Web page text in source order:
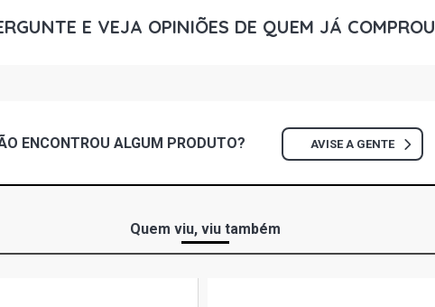
E VEJA OPINIÕES DE QUEM JÁ COMPROU
ENCONTROU ALGUM PRODUTO? AVISE A GENTE
Quem viu, viu também